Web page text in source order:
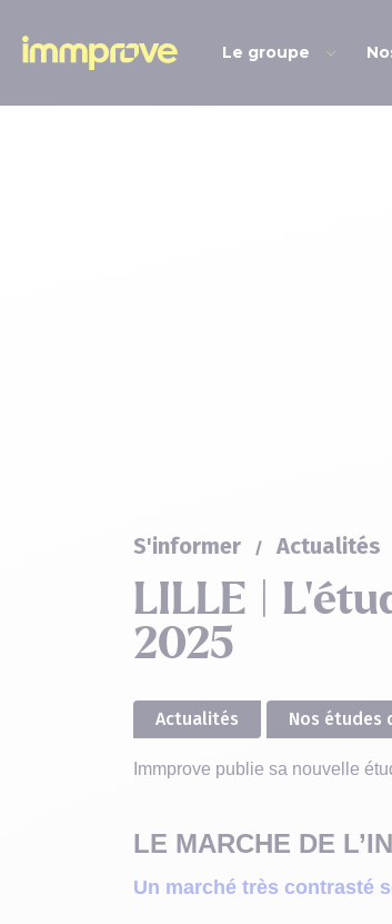
Le groupe
S'informer Actualités
LILLE |
2025
Actualités Nos études
Immprove publie sa nouvelle
LE MARCHE DE
Un marché très contrasté